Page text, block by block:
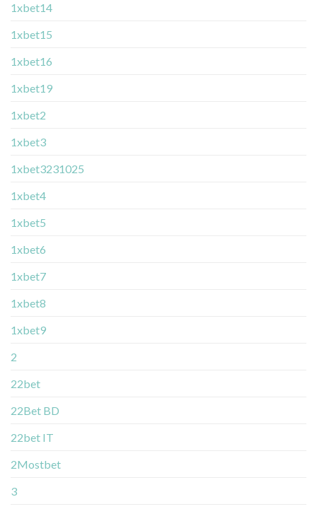
1xbet14
1xbet15
1xbet16
1xbet19
1xbet2
1xbet3
1xbet3231025
1xbet4
1xbet5
1xbet6
1xbet7
1xbet8
1xbet9
2
22bet
22Bet BD
22bet IT
2Mostbet
3